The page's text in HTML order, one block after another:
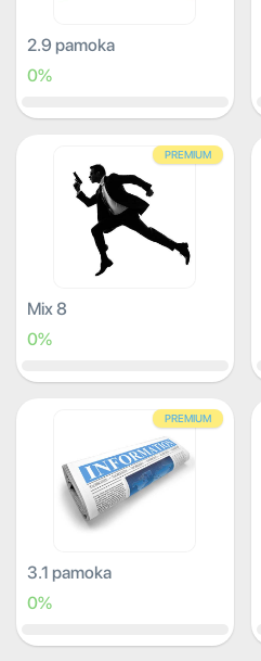
2.9 pamoka
0%
PREMIUM
Mix 8
0%
PREMIUM
3.1 pamoka
0%